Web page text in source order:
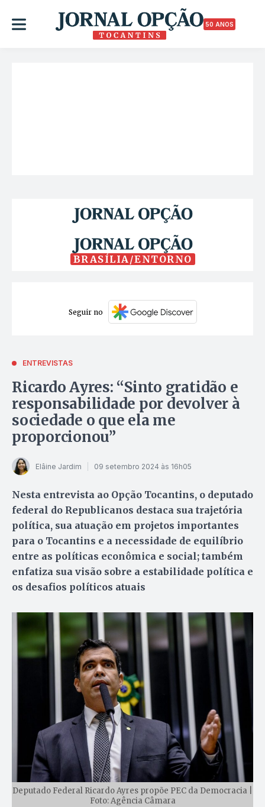
50 ANOS
BRASÍLIA/ENTORNO
Seguir no
ENTREVISTAS
Ricardo Ayres: “Sinto gratidão e
responsabilidade por devolver à
sociedade o que ela me
proporcionou”
Elâine Jardim 09 setembro 2024 às 16h05
Nesta entrevista ao Opção Tocantins, o deputado
federal do Republicanos destaca sua trajetória
política, sua atuação em projetos importantes
para o Tocantins e a necessidade de equilíbrio
entre as políticas econômica e social; também
enfatiza sua visão sobre a estabilidade política e
os desafios políticos atuais
Deputado Federal Ricardo Ayres propõe PEC da Democracia |
Foto: Agência Câmara